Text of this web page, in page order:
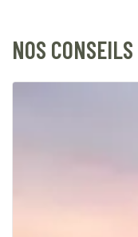
NOS CONSEILS